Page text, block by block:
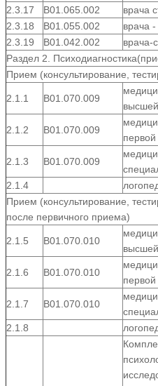
2.3.17
В01.065.002 врача
2.3.18
B01.055.002 врача
2.3.19
В01.042.002 врача-
Раздел 2.
Прием (консультирование,
2.1.1 В01.070.009
2.1.2 В01.070.009
первой
2.1.3 В01.070.009
2.1.4
Прием (консультирование,
после первичного приема)
2.1.5 В01.070.010
2.1.6 В01.070.010
первой
2.1.7 В01.070.010
2.1.8